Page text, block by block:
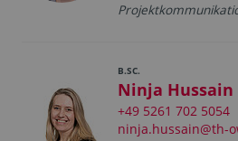
B.SC.
Ninja Hussain
+49 5261 702 5054
ninja.hussain@th-